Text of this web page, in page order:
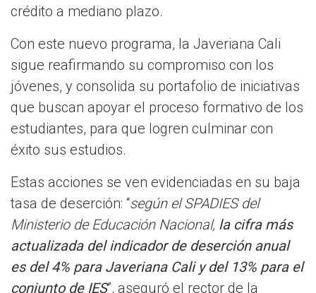
crédito a mediano plazo.
Con este nuevo programa, la Javeriana Cali
sigue reafirmando su compromiso con los
jóvenes, y consolida su portafolio de iniciativas
que buscan apoyar el proceso formativo de los
estudiantes, para que logren culminar con
éxito sus estudios.
Estas acciones se ven evidenciadas en su baja
tasa de deserción: “según el SPADIES del
Ministerio de Educación Nacional, la cifra más
actualizada del indicador de deserción anual
es del 4% para Javeriana Cali y del 13% para el
conjunto de IES”, aseguró el rector de la